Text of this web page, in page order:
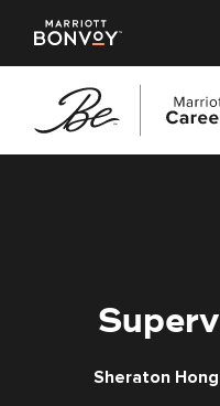
Sheraton